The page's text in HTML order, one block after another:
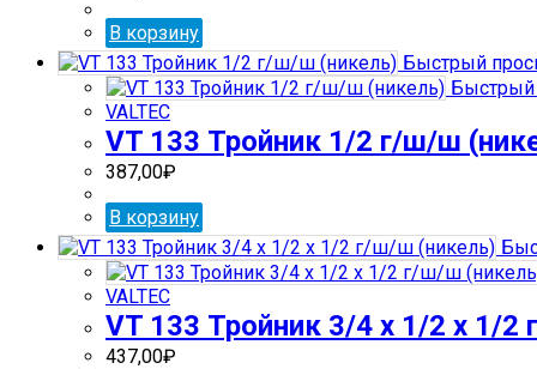
В корзину
Быстрый
Быстрый
VALTEC
VT 133 Тройник 1/2 г/ш/ш
387,00₽
В корзину
VALTEC
VT 133 Тройник 3/4 х 1/2 х 1/
437,00₽